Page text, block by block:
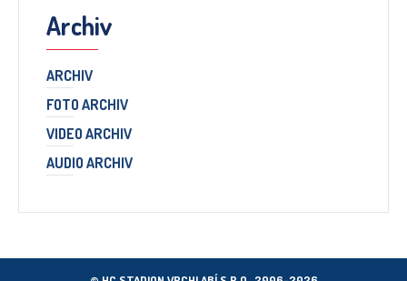
Archiv
ARCHIV
FOTO ARCHIV
VIDEO ARCHIV
AUDIO ARCHIV